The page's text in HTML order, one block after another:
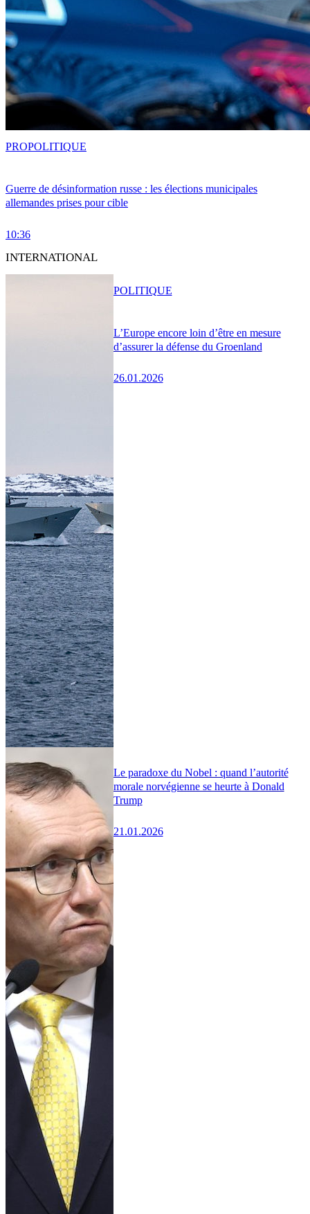
Guerre de désinformation russe : les élections municipales
allemandes prises pour cible
10:36
PROPOLITIQUE
INTERNATIONAL
L’Europe encore loin d’être en mesure
d’assurer la défense du Groenland
26.01.2026
POLITIQUE
Le paradoxe du Nobel : quand l’autorité
morale norvégienne se heurte à Donald
Trump
21.01.2026